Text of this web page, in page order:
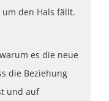
den Hals fällt.
es die neue
die Beziehung
und auf